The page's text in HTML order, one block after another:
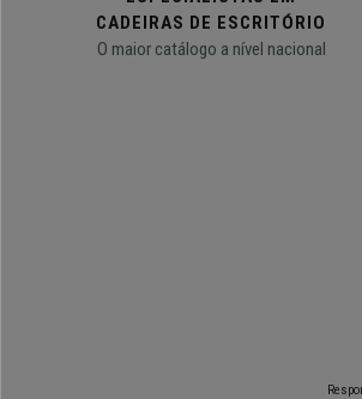
CADEIRAS DE ESCRITÓRIO
O maior catálogo a nível nacional